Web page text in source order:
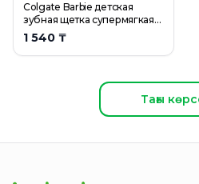
Colgate Barbie детская
зубная щетка супермягкая
5+ розовая
1 540 ₸
Тағы